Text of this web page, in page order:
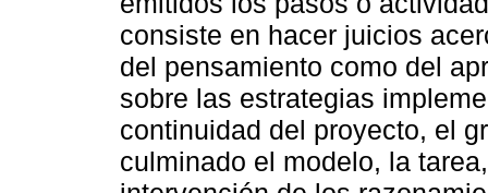
consiste en hacer juicios
del pensamiento como del
sobre las estrategias
continuidad del proyecto, el
culminado el modelo, la